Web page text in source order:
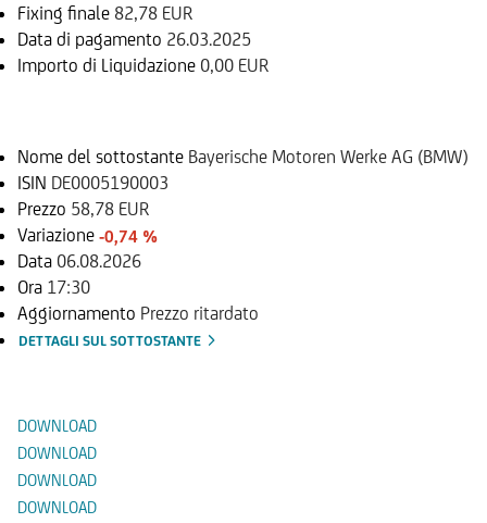
Fixing finale 82,78 EUR
Data di pagamento 26.03.2025
Importo di Liquidazione 0,00 EUR
Nome del sottostante Bayerische Motoren Werke AG (BMW)
ISIN DE0005190003
Prezzo 58,78 EUR
Variazione -0,74 %
Data 06.08.2026
Ora 17:30
Aggiornamento Prezzo ritardato
DETTAGLI SUL SOTTOSTANTE
DOWNLOAD
DOWNLOAD
DOWNLOAD
DOWNLOAD